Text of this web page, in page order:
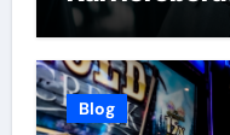
Blog